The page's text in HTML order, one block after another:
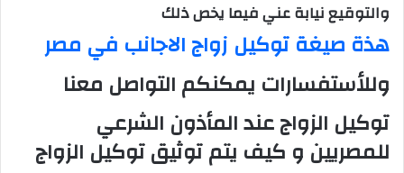
والتوقيع نيابة عني فيما يخص ذلك
هذة صيغة توكيل زواج الاجانب في مصر
وللأستفسارات يمكنكم التواصل معنا
توكيل الزواج عند المأذون الشرعي
للمصريين و كيف يتم توثيق توكيل الزواج